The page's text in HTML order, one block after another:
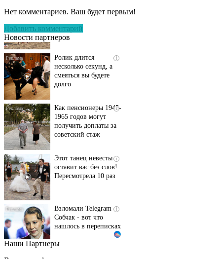
Нет комментариев. Ваш будет первым!
Добавить комментарий
Новости партнеров
люди вытворяют, когда
несколько секунд, а
смеяться вы будете
долго
1965 годов могут
получить доплаты за
советский стаж
оставит вас без слов!
Пересмотрела 10 раз
Собчак - вот что
нашлось в переписках
"Потеряли стыд в
Наши Партнеры